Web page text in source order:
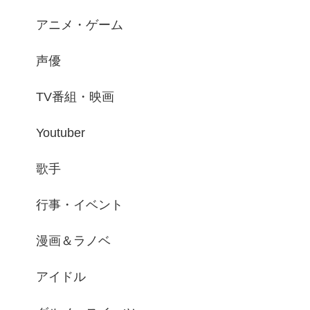
アニメ・ゲーム
声優
TV番組・映画
Youtuber
歌手
行事・イベント
漫画＆ラノベ
アイドル